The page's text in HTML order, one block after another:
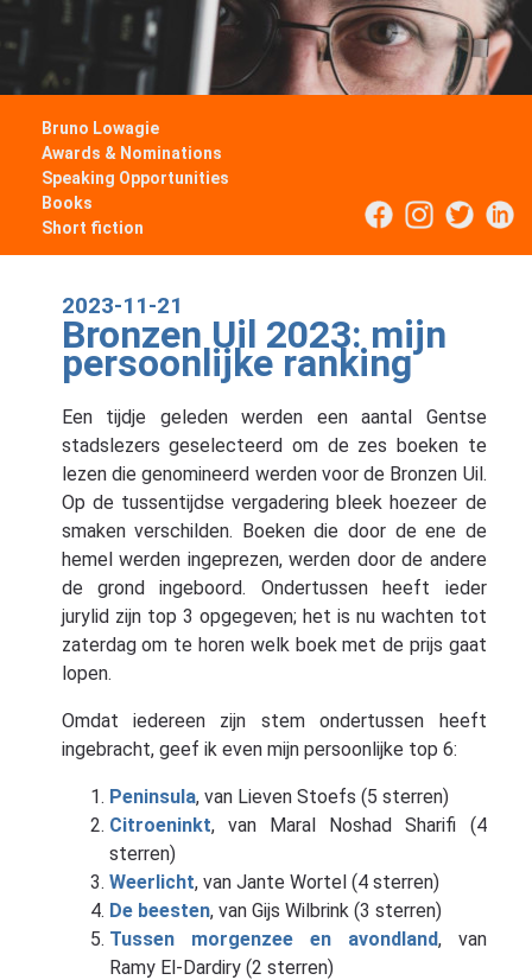
Bruno Lowagie
Awards & Nominations
Speaking Opportunities
Books
Short fiction
2023-11-21
Bronzen Uil 2023: mijn
persoonlijke ranking
Een tijdje geleden werden een aantal Gentse
stadslezers geselecteerd om de zes boeken te
lezen die genomineerd werden voor de Bronzen Uil.
Op de tussentijdse vergadering bleek hoezeer de
smaken verschilden. Boeken die door de ene de
hemel werden ingeprezen, werden door de andere
de grond ingeboord. Ondertussen heeft ieder
jurylid zijn top 3 opgegeven; het is nu wachten tot
zaterdag om te horen welk boek met de prijs gaat
lopen.
Omdat iedereen zijn stem ondertussen heeft
ingebracht, geef ik even mijn persoonlijke top 6:
Peninsula, van Lieven Stoefs (5 sterren)
Citroeninkt, van Maral Noshad Sharifi (4
sterren)
Weerlicht, van Jante Wortel (4 sterren)
De beesten, van Gijs Wilbrink (3 sterren)
Tussen morgenzee en avondland, van
Ramy El-Dardiry (2 sterren)